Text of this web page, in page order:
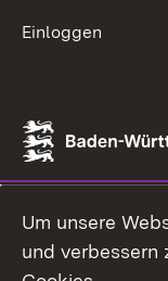
Einloggen
Um unsere
und verbessern